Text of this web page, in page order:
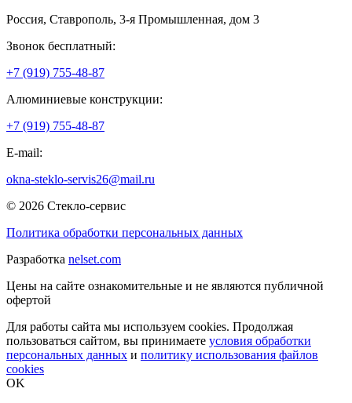
Россия, Ставрополь, 3-я Промышленная, дом 3
Звонок бесплатный:
+7 (919) 755-48-87
Алюминиевые конструкции:
+7 (919) 755-48-87
E-mail:
okna-steklo-servis26@mail.ru
© 2026 Стекло-сервис
Политика обработки персональных данных
Разработка nelset.com
Цены на сайте ознакомительные и не являются публичной
офертой
Для работы сайта мы используем cookies. Продолжая
пользоваться сайтом, вы принимаете условия обработки
персональных данных и политику использования файлов
cookies
OK